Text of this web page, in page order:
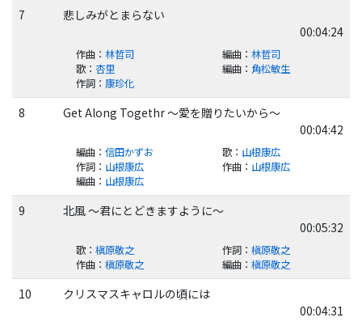
7
悲しみがとまらない
00:04:24
作曲： 林哲司 編曲： 林哲司
歌： 杏里 編曲： 角松敏生
作詞： 康珍化
8
Get Along Togethr ～愛を贈りたいから～
00:04:42
編曲： 信田かずお 歌： 山根康広
作詞： 山根康広 作曲： 山根康広
編曲： 山根康広
9
北風 ～君にとどきますように～
00:05:32
歌： 槇原敬之 作詞： 槇原敬之
作曲： 槇原敬之 編曲： 槇原敬之
10
クリスマスキャロルの頃には
00:04:31